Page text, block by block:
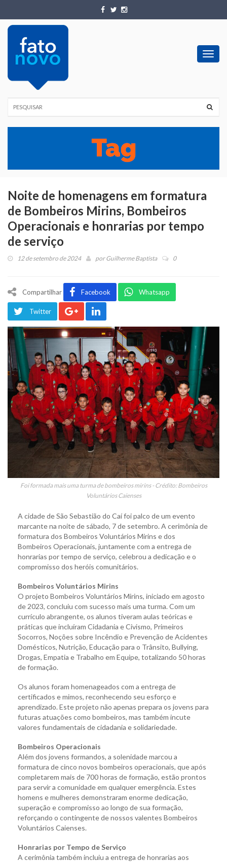
Noite de homenagens em formatura
de Bombeiros Mirins, Bombeiros
Operacionais e honrarias por tempo
de serviço
12 de setembro de 2024 porGuilherme Baptista 0
Compartilhar Facebook Whatsapp
Twitter
Foi formada mais uma turma de bombeiros mirins - Crédito: Bombeiros
Voluntários Caienses
A cidade de São Sebastião do Caí foi palco de um evento
marcante na noite de sábado, 7 de setembro. A cerimônia de
formatura dos Bombeiros Voluntários Mirins e dos
Bombeiros Operacionais, juntamente com a entrega de
honrarias por tempo de serviço, celebrou a dedicação e o
compromisso dos heróis comunitários.
Bombeiros Voluntários Mirins
O projeto Bombeiros Voluntários Mirins, iniciado em agosto
de 2023, concluiu com sucesso mais uma turma. Com um
currículo abrangente, os alunos tiveram aulas teóricas e
práticas que incluíram Cidadania e Civismo, Primeiros
Socorros, Noções sobre Incêndio e Prevenção de Acidentes
Domésticos, Nutrição, Educação para o Trânsito, Bullying,
Drogas, Empatia e Trabalho em Equipe, totalizando 50 horas
de formação.
Os alunos foram homenageados com a entrega de
certificados e mimos, reconhecendo seu esforço e
aprendizado. Este projeto não apenas prepara os jovens para
futuras atuações como bombeiros, mas também incute
valores fundamentais de cidadania e solidariedade.
Bombeiros Operacionais
Além dos jovens formandos, a solenidade marcou a
formatura de cinco novos bombeiros operacionais, que após
completarem mais de 700 horas de formação, estão prontos
para servir a comunidade em qualquer emergência. Estes
homens e mulheres demonstraram enorme dedicação,
superação e compromisso ao longo de sua formação,
reforçando o contingente de nossos valentes Bombeiros
Voluntários Caienses.
Honrarias por Tempo de Serviço
A cerimônia também incluiu a entrega de honrarias aos